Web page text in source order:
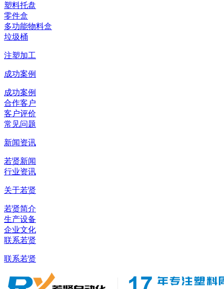
塑料托盘
零件盒
多功能物料盒
垃圾桶
注塑加工
成功案例
成功案例
合作客户
客户评价
常见问题
新闻资讯
若贤新闻
行业资讯
关于若贤
若贤简介
生产设备
企业文化
联系若贤
联系若贤